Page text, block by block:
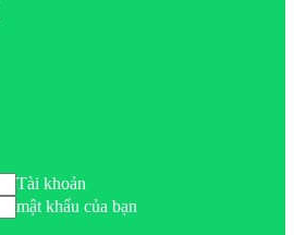
Tài khoản
mật khẩu của bạn